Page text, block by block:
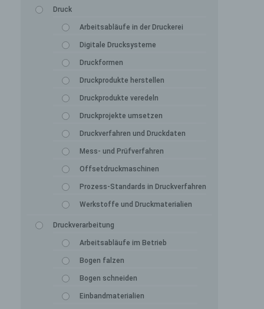
Druck
Arbeitsabläufe in der Druckerei
Digitale Drucksysteme
Druckformen
Druckprodukte herstellen
Druckprodukte veredeln
Druckprojekte umsetzen
Druckverfahren und Druckdaten
Mess- und Prüfverfahren
Offsetdruckmaschinen
Prozess-Standards in Druckverfahren
Werkstoffe und Druckmaterialien
Druckverarbeitung
Arbeitsabläufe im Betrieb
Bogen falzen
Bogen schneiden
Einbandmaterialien